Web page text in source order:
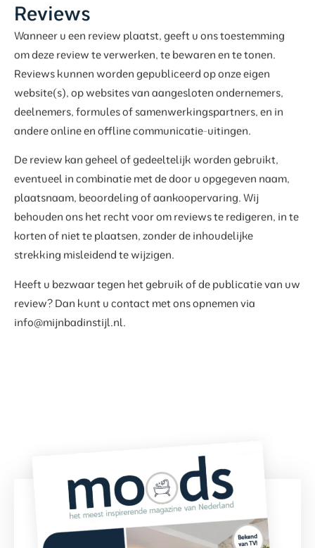
Reviews
Wanneer u een review plaatst, geeft u ons toestemming
om deze review te verwerken, te bewaren en te tonen.
Reviews kunnen worden gepubliceerd op onze eigen
website(s), op websites van aangesloten ondernemers,
deelnemers, formules of samenwerkingspartners, en in
andere online en offline communicatie-uitingen.
De review kan geheel of gedeeltelijk worden gebruikt,
eventueel in combinatie met de door u opgegeven naam,
plaatsnaam, beoordeling of aankoopervaring. Wij
behouden ons het recht voor om reviews te redigeren, in te
korten of niet te plaatsen, zonder de inhoudelijke
strekking misleidend te wijzigen.
Heeft u bezwaar tegen het gebruik of de publicatie van uw
review? Dan kunt u contact met ons opnemen via
info@mijnbadinstijl.nl.